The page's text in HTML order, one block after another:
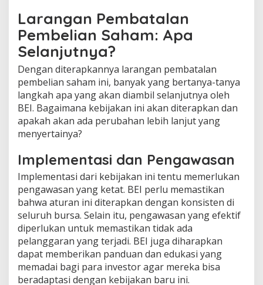
Larangan Pembatalan
Pembelian Saham: Apa
Selanjutnya?
Dengan diterapkannya larangan pembatalan
pembelian saham ini, banyak yang bertanya-tanya
langkah apa yang akan diambil selanjutnya oleh
BEI. Bagaimana kebijakan ini akan diterapkan dan
apakah akan ada perubahan lebih lanjut yang
menyertainya?
Implementasi dan Pengawasan
Implementasi dari kebijakan ini tentu memerlukan
pengawasan yang ketat. BEI perlu memastikan
bahwa aturan ini diterapkan dengan konsisten di
seluruh bursa. Selain itu, pengawasan yang efektif
diperlukan untuk memastikan tidak ada
pelanggaran yang terjadi. BEI juga diharapkan
dapat memberikan panduan dan edukasi yang
memadai bagi para investor agar mereka bisa
beradaptasi dengan kebijakan baru ini.